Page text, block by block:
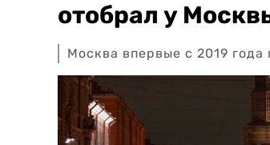
отобрал у
Москва впервые с 2019